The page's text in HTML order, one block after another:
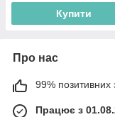
Купити
Про нас
99% позитивних
Працює з